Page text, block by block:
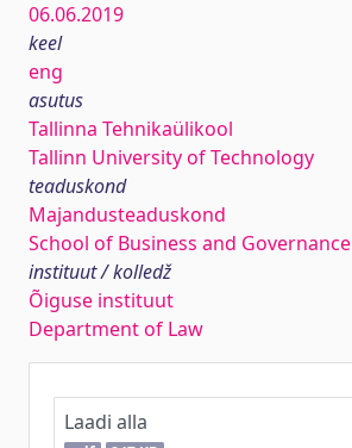
06.06.2019
keel
eng
asutus
Tallinna Tehnikaülikool
Tallinn University of Technology
teaduskond
Majandusteaduskond
School of Business and Governance
instituut / kolledž
Õiguse instituut
Department of Law
Laadi alla